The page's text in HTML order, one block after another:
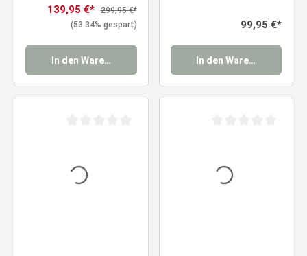
Verkaufspreis:
139,95 €* Regulärer Preis:
299,95 €*
(53.34% gespart)
In den Warenkorb
Regulärer Preis:
99,95 €*
In den Warenkorb